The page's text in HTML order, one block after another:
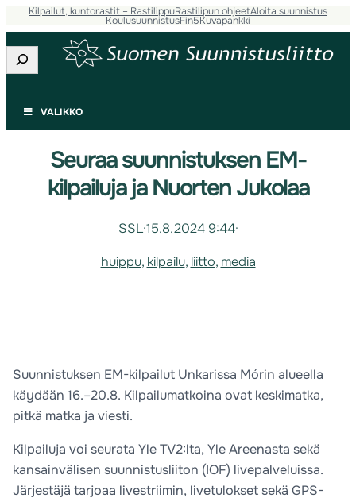
Kilpailut, kuntorastit – RastilippuRastilipun ohjeetAloita suunnistus
KoulusuunnistusFin5Kuvapankki
Etsi
VALIKKO
Seuraa suunnistuksen EM-
kilpailuja ja Nuorten Jukolaa
SSL·15.8.2024 9:44·
huippu, kilpailu, liitto, media
Suunnistuksen EM-kilpailut Unkarissa Mórin alueella
käydään 16.–20.8. Kilpailumatkoina ovat keskimatka,
pitkä matka ja viesti.
Kilpailuja voi seurata Yle TV2:lta, Yle Areenasta sekä
kansainvälisen suunnistusliiton (IOF) livepalveluissa.
Järjestäjä tarjoaa livestriimin, livetulokset sekä GPS-